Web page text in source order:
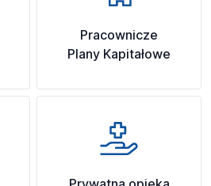
Pracownicze
Plany Kapitałowe